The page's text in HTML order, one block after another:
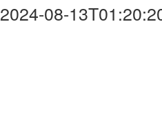
2024-08-